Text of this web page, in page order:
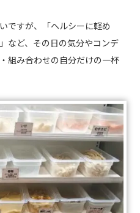
ですが、「ヘルシーに軽め
など、その日の気分やコンデ
組み合わせの自分だけの一杯